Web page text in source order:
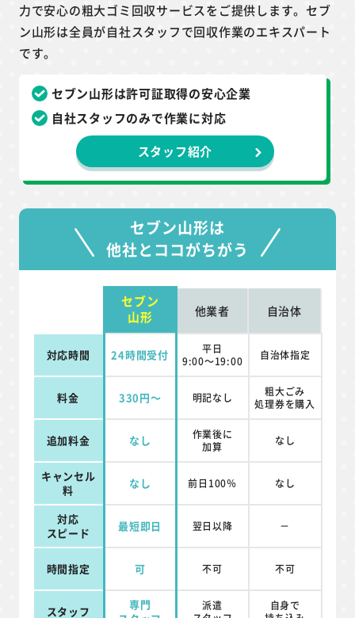
力で安心の粗大ゴミ回収サービスをご提供します。セブ
ン山形は全員が自社スタッフで回収作業のエキスパート
です。
セブン山形は許可証取得の安心企業
自社スタッフのみで作業に対応
スタッフ紹介
セブン山形は
他社とココがちがう
セブン
山形
他業者 自治体
対応時間 24時間受付
平日
9:00～19:00
自治体指定
料金 330円～ 明記なし
粗大ごみ
処理券を購入
追加料金 なし
作業後に
加算
なし
キャンセル
料
なし 前日100％ なし
対応
スピード
最短即日 翌日以降 －
時間指定 可 不可 不可
スタッフ
専門
派遣
自身で